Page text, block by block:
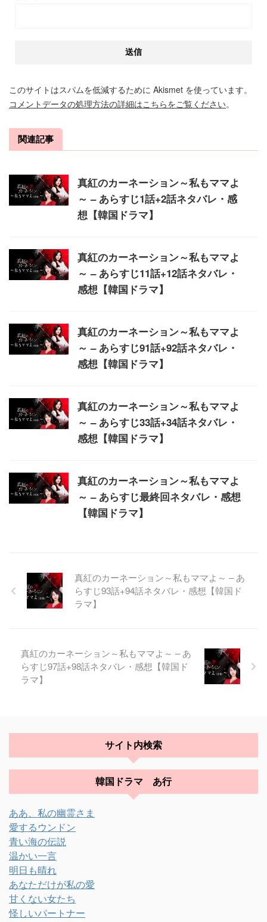
このサイトはスパムを低減するために Akismet を使っています。
コメントデータの処理方法の詳細はこちらをご覧ください。
関連記事
真紅のカーネーション～私もママよ
～ – あらすじ1話+2話ネタバレ・感
想【韓国ドラマ】
真紅のカーネーション～私もママよ
～ – あらすじ11話+12話ネタバレ・
感想【韓国ドラマ】
真紅のカーネーション～私もママよ
～ – あらすじ91話+92話ネタバレ・
感想【韓国ドラマ】
真紅のカーネーション～私もママよ
～ – あらすじ33話+34話ネタバレ・
感想【韓国ドラマ】
真紅のカーネーション～私もママよ
～ – あらすじ最終回ネタバレ・感想
【韓国ドラマ】
真紅のカーネーション～私もママよ～ – あ
らすじ93話+94話ネタバレ・感想【韓国ド
ラマ】
真紅のカーネーション～私もママよ～ – あ
らすじ97話+98話ネタバレ・感想【韓国ド
ラマ】
サイト内検索
韓国ドラマ あ行
ああ、私の幽霊さま
愛するウンドン
青い海の伝説
温かい一言
明日も晴れ
あなただけが私の愛
甘くない女たち
怪しいパートナー